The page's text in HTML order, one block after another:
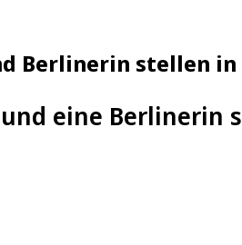
Berlinerin stellen in
eine Berlinerin